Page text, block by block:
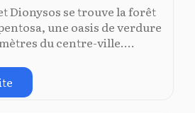
Dionysos se trouve la forêt
une oasis de verdure
du centre-ville....